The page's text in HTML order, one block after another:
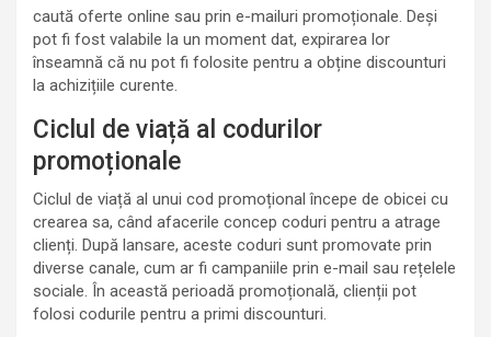
caută oferte online sau prin e-mailuri promoționale. Deși
pot fi fost valabile la un moment dat, expirarea lor
înseamnă că nu pot fi folosite pentru a obține discounturi
la achizițiile curente.
Ciclul de viață al codurilor
promoționale
Ciclul de viață al unui cod promoțional începe de obicei cu
crearea sa, când afacerile concep coduri pentru a atrage
clienți. După lansare, aceste coduri sunt promovate prin
diverse canale, cum ar fi campaniile prin e-mail sau rețelele
sociale. În această perioadă promoțională, clienții pot
folosi codurile pentru a primi discounturi.